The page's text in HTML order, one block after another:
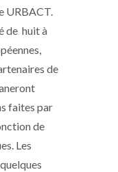
URBACT.
de huit à
de
faites par
de
Les